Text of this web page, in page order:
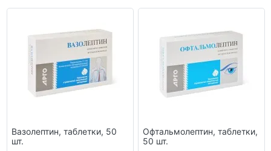
Вазолептин, таблетки, 50
шт.
Офтальмолептин, таблетки,
50 шт.